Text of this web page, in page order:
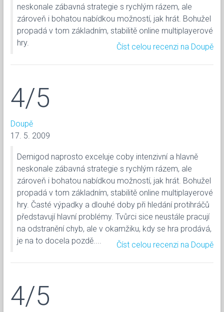
neskonale zábavná strategie s rychlým rázem, ale
zároveň i bohatou nabídkou možností, jak hrát. Bohužel
propadá v tom základním, stabilitě online multiplayerové
hry.
Číst celou recenzi na Doupě
4/5
Doupě
17. 5. 2009
Demigod naprosto exceluje coby intenzivní a hlavně
neskonale zábavná strategie s rychlým rázem, ale
zároveň i bohatou nabídkou možností, jak hrát. Bohužel
propadá v tom základním, stabilitě online multiplayerové
hry. Časté výpadky a dlouhé doby při hledání protihráčů
představují hlavní problémy. Tvůrci sice neustále pracují
na odstranění chyb, ale v okamžiku, kdy se hra prodává,
je na to docela pozdě....
Číst celou recenzi na Doupě
4/5